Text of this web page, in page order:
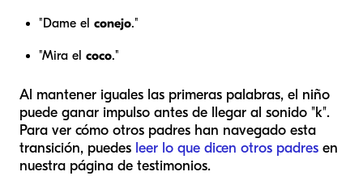
"Dame el conejo."
"Mira el coco."
Al mantener iguales las primeras palabras, el niño
puede ganar impulso antes de llegar al sonido "k".
Para ver cómo otros padres han navegado esta
transición, puedes leer lo que dicen otros padres en
nuestra página de testimonios.